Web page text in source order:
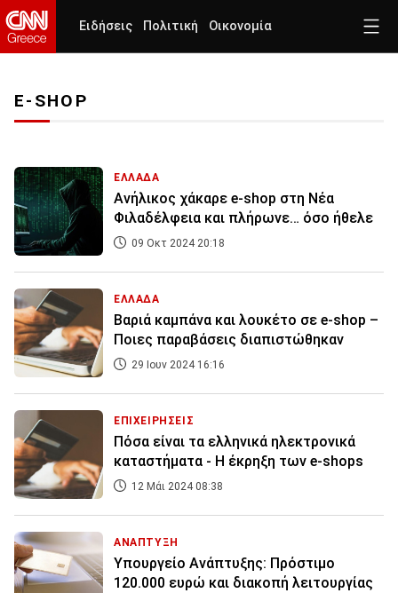
Ειδήσεις Πολιτική Οικονομία
E-SHOP
ΕΛΛΑΔΑ
Ανήλικος χάκαρε e-shop στη Νέα
Φιλαδέλφεια και πλήρωνε… όσο ήθελε
09 Οκτ 2024 20:18
ΕΛΛΑΔΑ
Βαριά καμπάνα και λουκέτο σε e-shop –
Ποιες παραβάσεις διαπιστώθηκαν
29 Ιουν 2024 16:16
ΕΠΙΧΕΙΡΗΣΕΙΣ
Πόσα είναι τα ελληνικά ηλεκτρονικά
καταστήματα - Η έκρηξη των e-shops
12 Μάι 2024 08:38
ΑΝΑΠΤΥΞΗ
Yπουργείο Ανάπτυξης: Πρόστιμο
120.000 ευρώ και διακοπή λειτουργίας